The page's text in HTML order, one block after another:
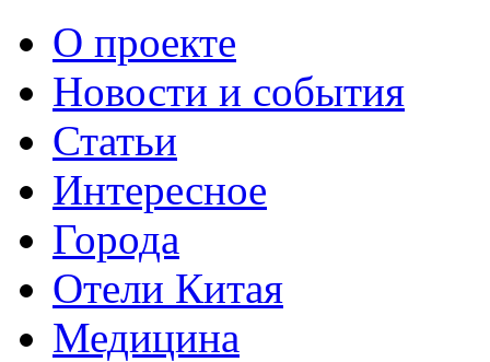
О проекте
Новости и события
Статьи
Интересное
Города
Отели Китая
Медицина